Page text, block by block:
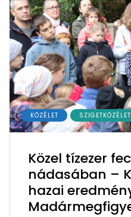
KÖZÉLET SZIGETKÖZÉLET
Közel tízezer
nádasában –
hazai